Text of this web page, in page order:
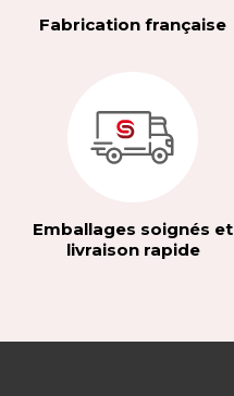
Fabrication française
Emballages soignés et
livraison rapide